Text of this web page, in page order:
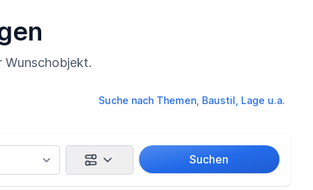
Wunschobjekt.
Suche nach Themen, Baustil, Lage u.a.
Suchen